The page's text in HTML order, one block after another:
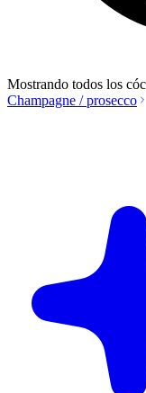
Mostrando todos los
Champagne / prosecco